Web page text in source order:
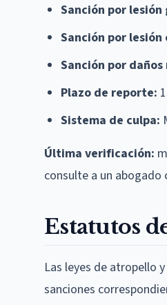
Sanción por lesión
Sanción por lesión
Sanción por
Plazo de reporte:
Sistema de culpa:
Última verificación:
consulte a un abogado
Estatutos
Las leyes de atropello
sanciones